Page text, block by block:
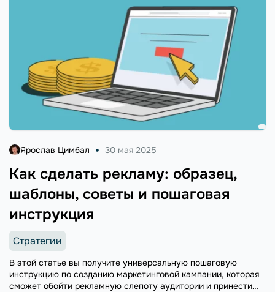
Как сделать рекламу: образец,
шаблоны, советы и пошаговая
инструкция
Ярослав Цимбал 30 мая 2025
Стратегии
В этой статье вы получите универсальную пошаговую
инструкцию по созданию маркетинговой кампании, которая
сможет обойти рекламную слепоту аудитории и принести